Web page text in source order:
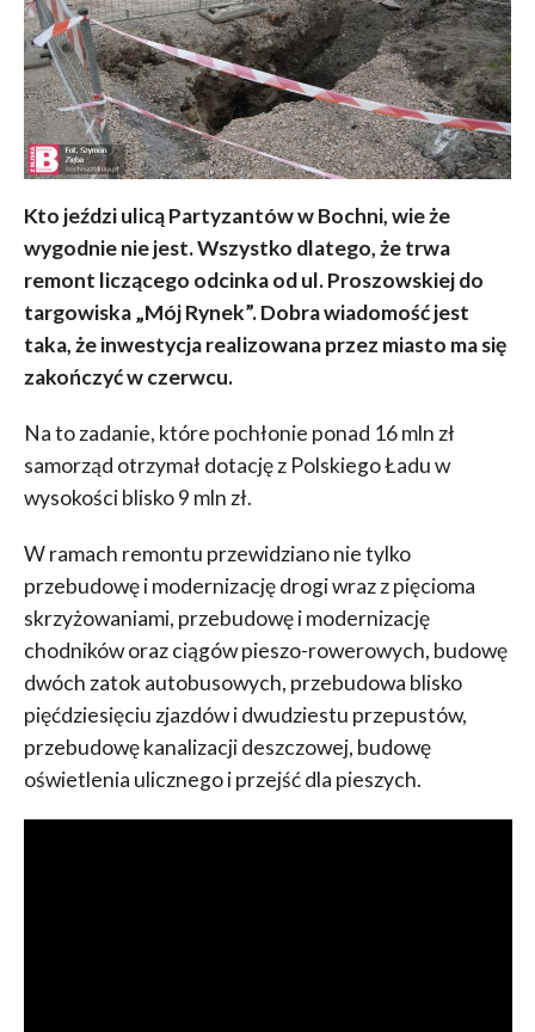
Kto jeździ ulicą Partyzantów w Bochni, wie że
wygodnie nie jest. Wszystko dlatego, że trwa
remont liczącego odcinka od ul. Proszowskiej do
targowiska „Mój Rynek”. Dobra wiadomość jest
taka, że inwestycja realizowana przez miasto ma się
zakończyć w czerwcu.
Na to zadanie, które pochłonie ponad 16 mln zł
samorząd otrzymał dotację z Polskiego Ładu w
wysokości blisko 9 mln zł.
W ramach remontu przewidziano nie tylko
przebudowę i modernizację drogi wraz z pięcioma
skrzyżowaniami, przebudowę i modernizację
chodników oraz ciągów pieszo-rowerowych, budowę
dwóch zatok autobusowych, przebudowa blisko
pięćdziesięciu zjazdów i dwudziestu przepustów,
przebudowę kanalizacji deszczowej, budowę
oświetlenia ulicznego i przejść dla pieszych.